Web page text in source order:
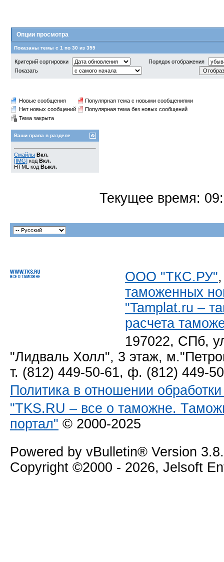
Опции просмотра
Показаны темы с 1 по 30 из 359
Критерий сортировки
Порядок отображения
Показать
Новые сообщения
Популярная тема с новыми сообщениями
Нет новых сообщений
Популярная тема без новых сообщений
Тема закрыта
Ваши права в разделе
Смайлы Вкл.
[IMG] код Вкл.
HTML код Выкл.
Текущее время:
ООО "ТКС.РУ"
таможенных
"Tamplat.ru –
расчета
197022, СПб,
"Лидваль Холл", 3 этаж,
т. (812) 449-50-61, ф. (812) 449-
Политика в отношении
"TKS.RU – все о таможне.
портал" © 2000-2025
Powered by vBulletin® Version
Copyright ©2000 - 2026, Jelsoft